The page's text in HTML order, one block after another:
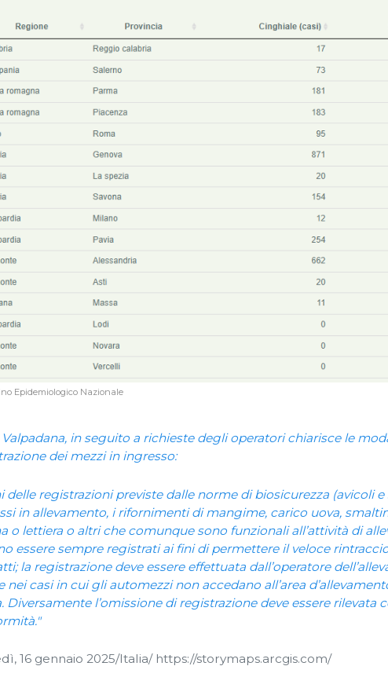
Epidemiologico Nazionale
Valpadana, in seguito a richieste degli operatori chiarisce le
dei mezzi in ingresso:
delle registrazioni previste dalle norme di biosicurezza (avicoli
in allevamento, i rifornimenti di mangime, carico uova,
o lettiera o altri che comunque sono funzionali all’attività di
essere sempre registrati ai fini di permettere il veloce
la registrazione deve essere effettuata dall’operatore
nei casi in cui gli automezzi non accedano all’area
Diversamente l’omissione di registrazione deve essere rilevata
16 gennaio 2025/Italia/ https://storymaps.arcgis.com/